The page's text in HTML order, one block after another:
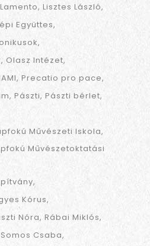
Lamento Lisztes László
Együttes
Olasz Intézet
Precatio pro pace
Pászti Pászti bérlet
Művészeti Iskola
Művészetoktatási
Kórus
Nóra Rábai Miklós
Somos Csaba